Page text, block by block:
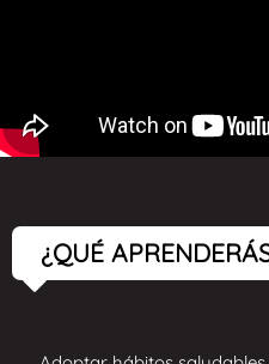
¿QUÉ